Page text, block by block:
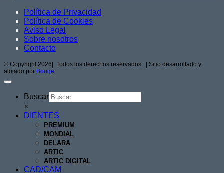
Política de Privacidad
Política de Cookies
Aviso Legal
Sobre nosotros
Contacto
© Copyright 2026| Todos los derechos reservados | Sitio desarrollado y
alojado por Bouge
Buscar
×
DIENTES
PREMIUM
MONDIAL
DELARA
ARTIC
ARTIC DIGITAL
CAD/CAM